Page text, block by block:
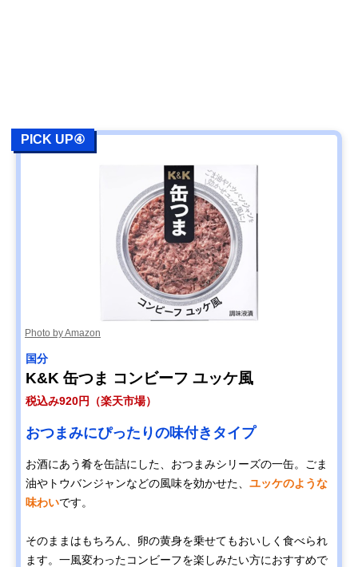
PICK UP④
Photo by Amazon
国分
K&K 缶つま コンビーフ ユッケ風
税込み920円（楽天市場）
おつまみにぴったりの味付きタイプ
お酒にあう肴を缶詰にした、おつまみシリーズの一缶。ごま
油やトウバンジャンなどの風味を効かせた、 ユッケのような
味わいです。
そのままはもちろん、卵の黄身を乗せてもおいしく食べられ
ます。一風変わったコンビーフを楽しみたい方におすすめで